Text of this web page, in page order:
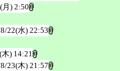
月) 2:50
22(水) 22:53
) 14:21
23(木) 21:57